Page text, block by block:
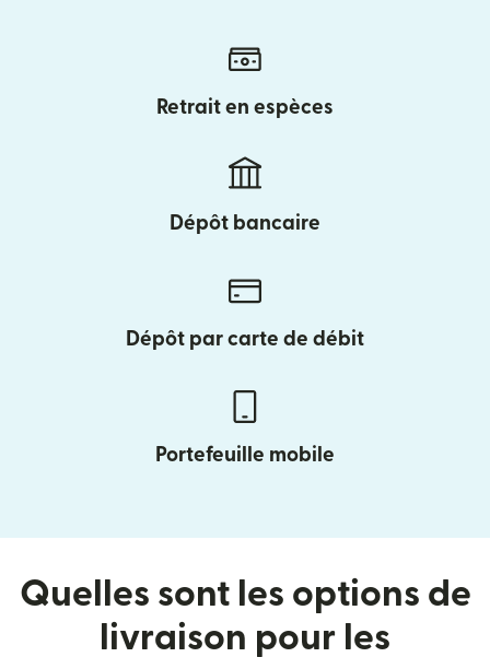
Retrait en espèces
Dépôt bancaire
Dépôt par carte de débit
Portefeuille mobile
Quelles sont les options de
livraison pour les